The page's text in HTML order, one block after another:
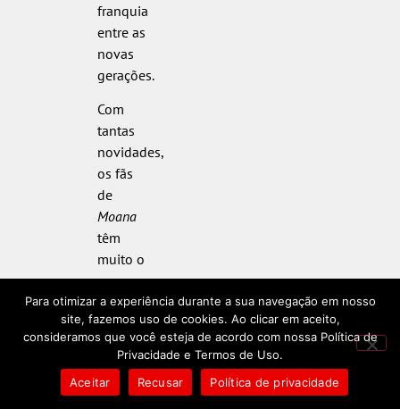
franquia
entre as
novas
gerações.
Com
tantas
novidades,
os fãs
de
Moana
têm
muito o
que
esperar
nos
próximos
meses!
Para otimizar a experiência durante a sua navegação em nosso
site, fazemos uso de cookies. Ao clicar em aceito,
consideramos que você esteja de acordo com nossa Política de
Privacidade e Termos de Uso.
Aceitar
Recusar Política de privacidade